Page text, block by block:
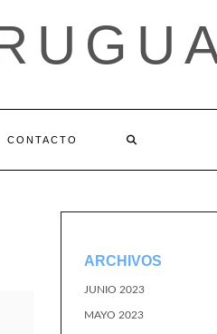
CONTACTO
ARCHIVOS
JUNIO 2023
MAYO 2023